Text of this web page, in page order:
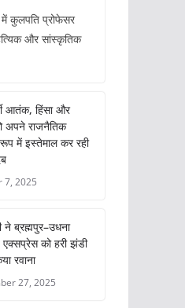
में कुलपति प्रोफेसर
और सांस्कृतिक
आतंक, हिंसा और
अपने राजनैतिक
में इस्तेमाल कर रही
7, 2025
ने ब्रह्मपुर–उधना
को हरी झंडी
रवाना
27, 2025